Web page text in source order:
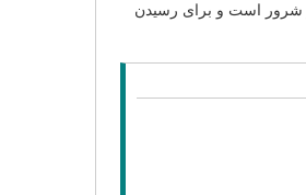
شرور است و برای رسیدن